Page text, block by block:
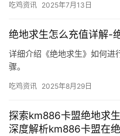
吃鸡资讯 2025年7月13日
绝地求生怎么充值详解-
详细介绍《绝地求生》如何进
骤。
吃鸡资讯 2025年8月29日
探索km886卡盟绝地求
深度解析km886卡盟在